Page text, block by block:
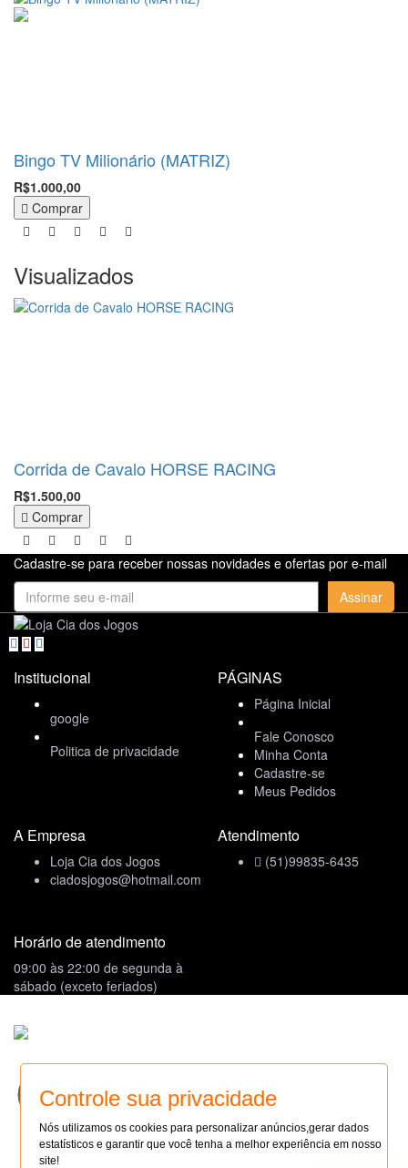
Bingo TV Milionário (MATRIZ)
R$1.000,00
Comprar
Visualizados
Corrida de Cavalo HORSE RACING
R$1.500,00
Comprar
Cadastre-se para receber nossas novidades e ofertas por e-mail
Assinar
Institucional
google
Politica de privacidade
PÁGINAS
Página Inicial
Fale Conosco
Minha Conta
Cadastre-se
Meus Pedidos
A Empresa
Loja Cia dos Jogos
ciadosjogos@hotmail.com
Horário de atendimento
09:00 às 22:00 de segunda à
sábado (exceto feriados)
Atendimento
(51)99835-6435
SITE SEGURO
AUDITADO 09/08/26
Site 100% Seguro
Faça sua loja Online: (14)99114-6827
Controle sua privacidade
Nós utilizamos os cookies para personalizar anúncios,gerar dados
estatísticos e garantir que você tenha a melhor experiência em nosso
site!